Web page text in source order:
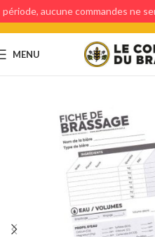
MENU
période, aucune commandes ne
étant fermé, aucun retraits